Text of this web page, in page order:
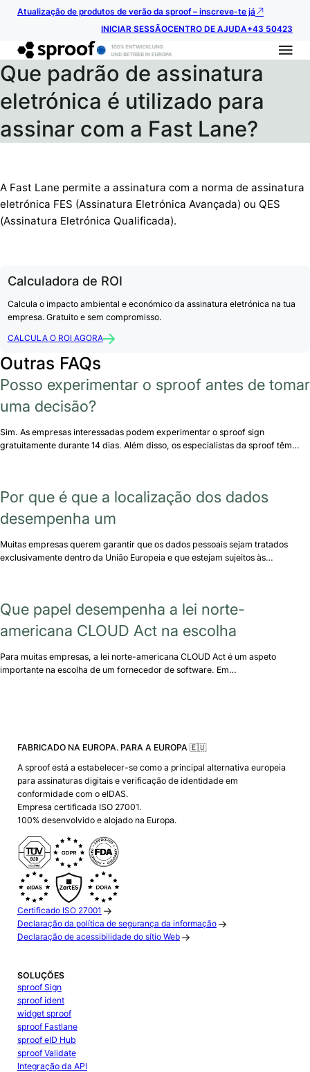
Atualização de produtos de verão da sproof – inscreve-te já
INICIAR SESSÃOCENTRO DE AJUDA+43 50423
Que padrão de assinatura
eletrónica é utilizado para
assinar com a Fast Lane?
A Fast Lane permite a assinatura com a norma de assinatura
eletrónica FES (Assinatura Eletrónica Avançada) ou QES
(Assinatura Eletrónica Qualificada).
Calculadora de ROI
Calcula o impacto ambiental e económico da assinatura eletrónica na tua
empresa. Gratuito e sem compromisso.
CALCULA O ROI AGORA
Outras FAQs
Posso experimentar o sproof antes de tomar
uma decisão?
Sim. As empresas interessadas podem experimentar o sproof sign
gratuitamente durante 14 dias. Além disso, os especialistas da sproof têm…
Por que é que a localização dos dados
desempenha um
Muitas empresas querem garantir que os dados pessoais sejam tratados
exclusivamente dentro da União Europeia e que estejam sujeitos às…
Que papel desempenha a lei norte-
americana CLOUD Act na escolha
Para muitas empresas, a lei norte-americana CLOUD Act é um aspeto
importante na escolha de um fornecedor de software. Em…
FABRICADO NA EUROPA. PARA A EUROPA 🇪🇺
A sproof está a estabelecer-se como a principal alternativa europeia
para assinaturas digitais e verificação de identidade em
conformidade com o eIDAS.
Empresa certificada ISO 27001.
100% desenvolvido e alojado na Europa.
Certificado ISO 27001
Declaração da política de segurança da informação
Declaração de acessibilidade do sítio Web
SOLUÇÕES
sproof Sign
sproof ident
widget sproof
sproof Fastlane
sproof eID Hub
sproof Validate
Integração da API